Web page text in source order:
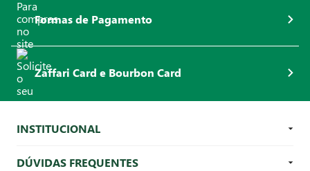
Formas de Pagamento
Zaffari Card e Bourbon Card
INSTITUCIONAL
DÚVIDAS FREQUENTES